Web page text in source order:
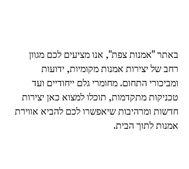
באתר "אמנות צפת", אנו מציעים לכם מגוון
רחב של יצירות אמנות מקומיות, ידועות
ומביכורי התחום. מחומרי גלם ייחודיים ועד
טכניקות מתקדמות, תוכלו למצוא כאן יצירות
חדשות ומרהיבות שיאפשרו לכם להביא אווירת
אמנות לתוך הבית.